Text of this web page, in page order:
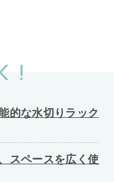
!
的な水切りラック
スペースを広く使